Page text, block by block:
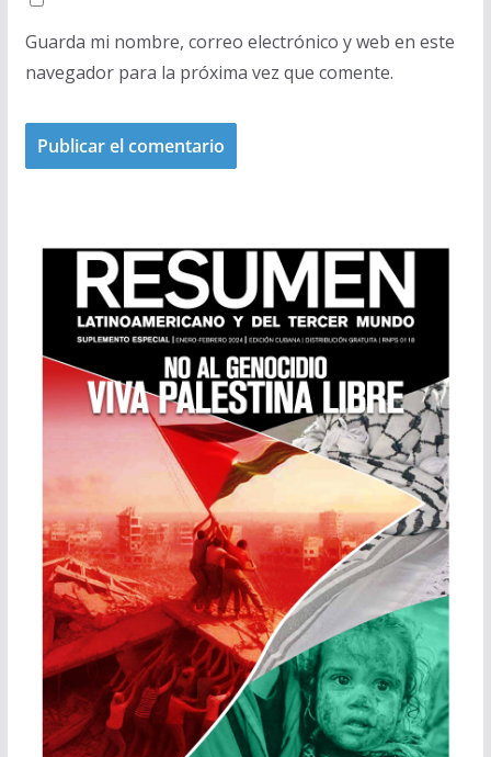
Guarda mi nombre, correo electrónico y web en este
navegador para la próxima vez que comente.